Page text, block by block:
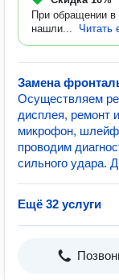
При обращении в
нашли...
Читать
Замена
Осуществляем
дисплея, ремонт
микрофон,
проводим
сильного удара.
Ещё 32 услуги